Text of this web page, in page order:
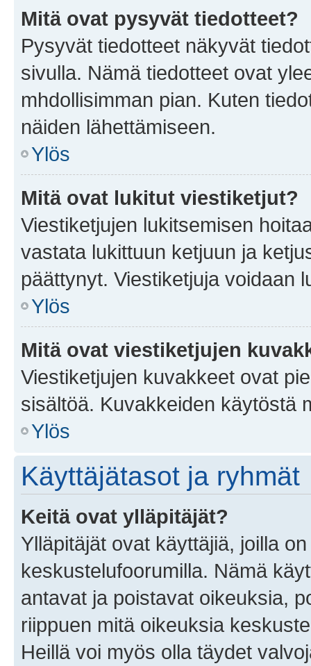
Mitä ovat pysyvät tiedotteet?
Pysyvät tiedotteet näkyvät
sivulla. Nämä tiedotteet ovat
mhdollisimman pian. Kuten
näiden lähettämiseen.
Ylös
Mitä ovat lukitut viestiketjut?
Viestiketjujen lukitsemisen
vastata lukittuun ketjuun ja
päättynyt. Viestiketjuja voidaan
Ylös
Mitä ovat viestiketjujen
Viestiketjujen kuvakkeet ovat
sisältöä. Kuvakkeiden käytöstä
Ylös
Käyttäjätasot ja ryhmät
Keitä ovat ylläpitäjät?
Ylläpitäjät ovat käyttäjiä, joilla
keskustelufoorumilla. Nämä
antavat ja poistavat oikeuksia,
riippuen mitä oikeuksia
Heillä voi myös olla täydet